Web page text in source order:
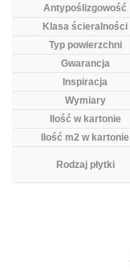
Antypoślizgowość
Klasa ścieralności
Typ powierzchni
Gwarancja
Inspiracja
Wymiary
Ilość w kartonie
Ilość m2 w kartonie
Rodzaj płytki